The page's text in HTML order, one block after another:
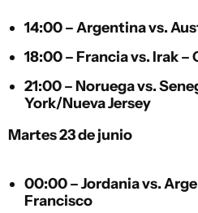
14:00 –Argentinavs.
18:00 – Franciavs. Irak–
21:00 – Noruegavs.
York/Nueva Jersey
Martes 23 de junio
00:00 –Jordaniavs.
Francisco